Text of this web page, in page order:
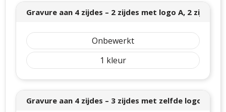
Gravure aan 4 zijdes – 2 zijdes met logo A, 2 zijdes
Onbewerkt
1
Gravure aan 4 zijdes – 3 zijdes met zelfde logo, 1